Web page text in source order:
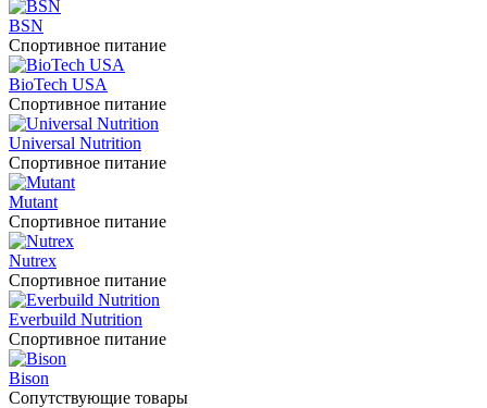
BSN
Спортивное питание
BioTech USA
Спортивное питание
Universal Nutrition
Спортивное питание
Mutant
Спортивное питание
Nutrex
Спортивное питание
Everbuild Nutrition
Спортивное питание
Bison
Сопутствующие товары